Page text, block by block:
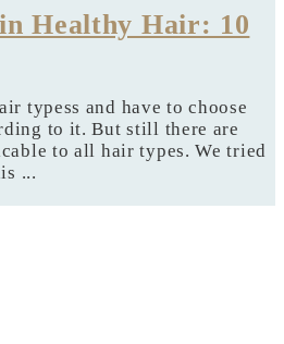
Healthy Hair: 10
typess and have to choose
to it. But still there are
to all hair types. We tried
...